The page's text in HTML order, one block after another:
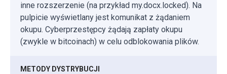
inne rozszerzenie (na przykład my.docx.locked). Na
pulpicie wyświetlany jest komunikat z żądaniem
okupu. Cyberprzestępcy żądają zapłaty okupu
(zwykle w bitcoinach) w celu odblokowania plików.
METODY DYSTRYBUCJI